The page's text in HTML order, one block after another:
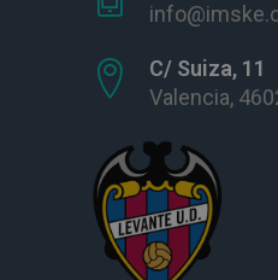
C/ Suiza, 11
Valencia,